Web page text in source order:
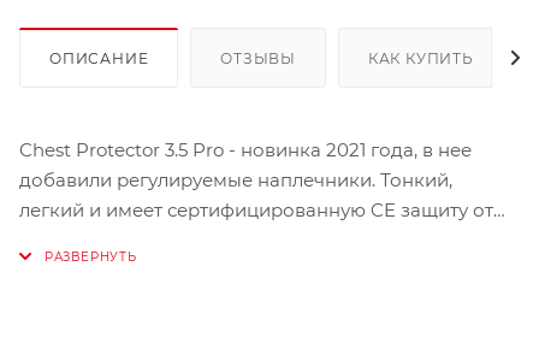
ОПИСАНИЕ ОТЗЫВЫ КАК КУПИТЬ
Chest Protector 3.5 Pro - новинка 2021 года, в нее
добавили регулируемые наплечники. Тонкий,
легкий и имеет сертифицированную CE защиту от